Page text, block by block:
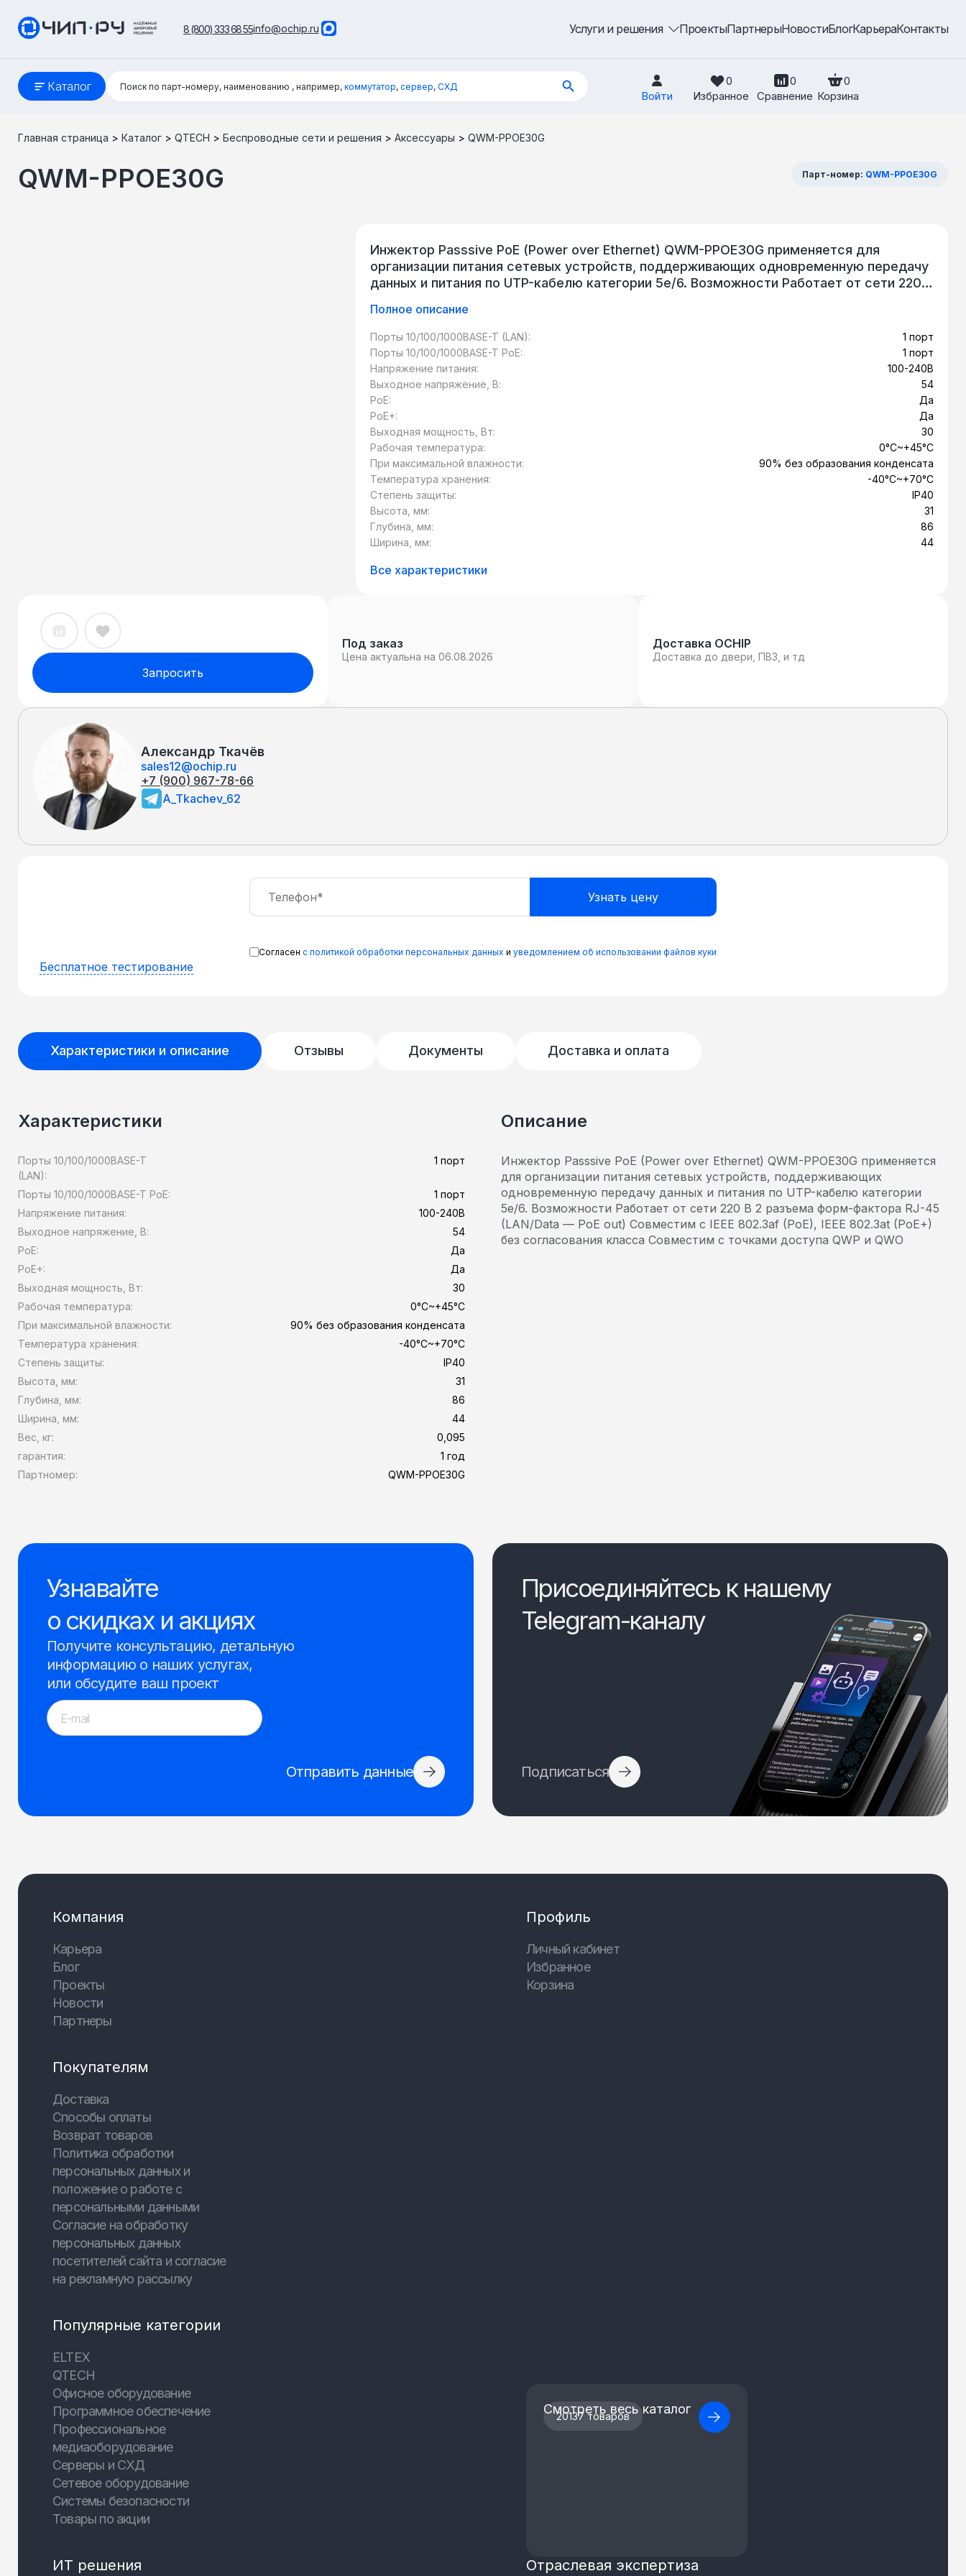
Услуги и решения ПроектыПартнерыНовостиБлогКарьераКонтакты
8 (800) 333 68 55info@ochip.ru
Каталог
Поиск:
Поиск по парт-номеру, наименованию , например, коммутатор, сервер, СХД
Войти
0
Избранное
0
Сравнение
0
Корзина
Главная страница > Каталог > QTECH > Беспроводные сети и решения > Аксессуары > QWM-PPOE30G
QWM-PPOE30G Парт-номер: QWM-PPOE30G
Инжектор Passsive PoE (Power over Ethernet) QWM-PPOE30G применяется для
организации питания сетевых устройств, поддерживающих одновременную передачу
данных и питания по UTP-кабелю категории 5e/6. Возможности Работает от сети 220 В
IEEE 802.3at (PoE+) без согласования класса Совместим с точками доступа QWP и
QWO
Полное описание
Порты 10/100/1000BASE-T (LAN):
1 порт
Порты 10/100/1000BASE-T PoE:
1 порт
Напряжение питания:
100-240В
Выходное напряжение, В:
54
PoE:
Да
PoE+:
Да
Выходная мощность, Вт:
30
Рабочая температура:
0°C~+45°C
При максимальной влажности:
90% без образования конденсата
Температура хранения:
-40°C~+70°C
Степень защиты:
IP40
Высота, мм:
31
Глубина, мм:
86
Ширина, мм:
44
Все характеристики
Запросить
Под заказ
Цена актуальна на 06.08.2026
Доставка OCHIP
Доставка до двери, ПВЗ, и тд
Александр Ткачёв
sales12@ochip.ru
+7 (900) 967-78-66
A_Tkachev_62
Согласен с политикой обработки персональных данных и уведомлением об использовании файлов куки
Бесплатное тестирование
Характеристики и описание Отзывы Документы Доставка и оплата
Характеристики
Порты 10/100/1000BASE-T
(LAN):
1 порт
Порты 10/100/1000BASE-T PoE:
1 порт
Напряжение питания:
100-240В
Выходное напряжение, В:
54
PoE:
Да
PoE+:
Да
Выходная мощность, Вт:
30
Рабочая температура:
0°C~+45°C
При максимальной влажности:
90% без образования конденсата
Температура хранения:
-40°C~+70°C
Степень защиты:
IP40
Высота, мм:
31
Глубина, мм:
86
Ширина, мм:
44
Вес, кг:
0,095
гарантия:
1 год
Партномер:
QWM-PPOE30G
Описание
Инжектор Passsive PoE (Power over Ethernet) QWM-PPOE30G применяется
для организации питания сетевых устройств, поддерживающих
одновременную передачу данных и питания по UTP-кабелю категории
5e/6. Возможности Работает от сети 220 В 2 разъема форм-фактора RJ-45
(LAN/Data — PoE out) Совместим с IEEE 802.3af (PoE), IEEE 802.3at (PoE+)
без согласования класса Совместим с точками доступа QWP и QWO
Узнавайте
о скидках и акциях
Получите консультацию, детальную
информацию о наших услугах,
или обсудите ваш проект
Отправить данные
Присоединяйтесь к нашему
Telegram-каналу
Подписаться
Компания
Карьера
Блог
Проекты
Новости
Партнеры
Покупателям
Доставка
Способы оплаты
Возврат товаров
Политика обработки
персональных данных и
положение о работе с
персональными данными
Согласие на обработку
персональных данных
посетителей сайта и согласие
на рекламную рассылку
Популярные категории
ELTEX
QTECH
Офисное оборудование
Программное обеспечение
Профессиональное
медиаоборудование
Серверы и СХД
Сетевое оборудование
Системы безопасности
Товары по акции
Профиль
Личный кабинет
Избранное
Корзина
20137 товаров
Смотреть весь каталог
ИТ решения Отраслевая экспертиза